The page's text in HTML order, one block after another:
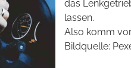
das
lassen.
Also komm
Bildquelle: